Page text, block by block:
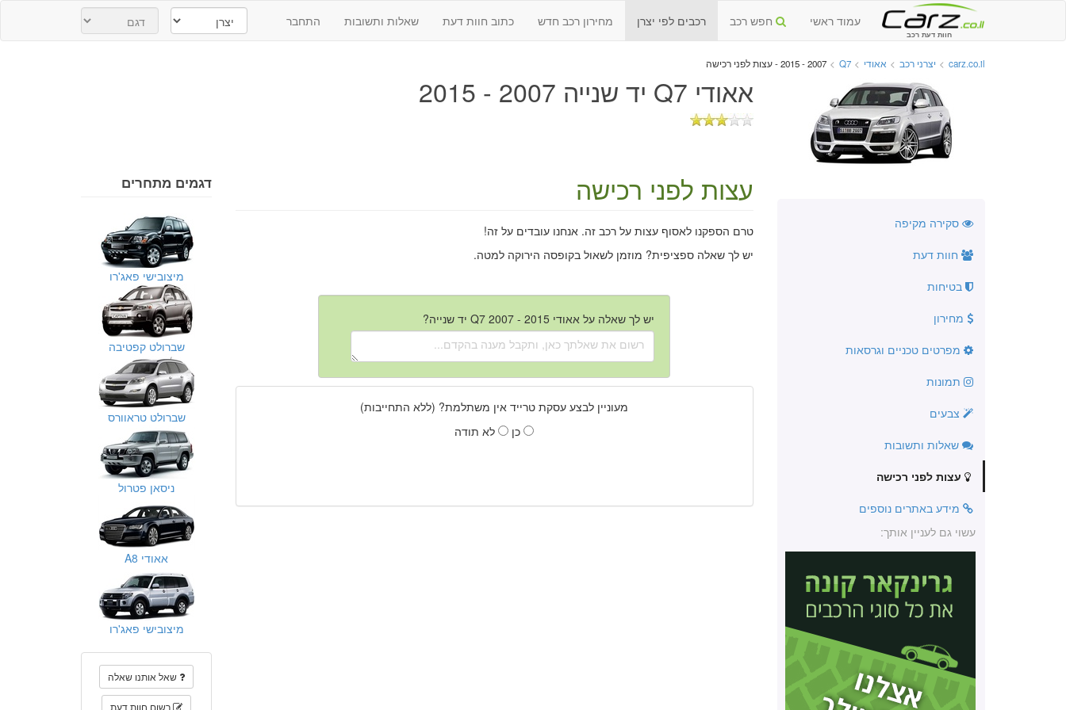
חוות דעת רכב
עמוד ראשי חפש רכב רכבים לפי יצרן מחירון רכב חדש כתוב חוות דעת שאלות ותשובות התחבר
carz.co.il
> יצרני רכב > אאודי >
Q7
> 2007 - 2015 - עצות לפני רכישה
אאודי Q7 יד שנייה 2007 - 2015
סקירה מקיפה
חוות דעת
בטיחות
מחירון
מפרטים טכניים וגרסאות
תמונות
צבעים
שאלות ותשובות
עצות לפני רכישה
מידע באתרים נוספים
עשוי גם לעניין אותך:
עצות לפני רכישה
טרם הספקנו לאסוף עצות על רכב זה. אנחנו עובדים על זה!
יש לך שאלה ספציפית? מוזמן לשאול בקופסה הירוקה למטה.
יש לך שאלה על אאודי Q7 2007 - 2015 יד שנייה?
מעוניין לבצע עסקת טרייד אין משתלמת? (ללא התחייבות)
כן
לא תודה
דגמים מתחרים
מיצובישי פאג'רו
שברולט קפטיבה
שברולט טראוורס
ניסאן פטרול
אאודי A8
מיצובישי פאג'רו
שאל אותנו שאלה
רשום חוות דעת